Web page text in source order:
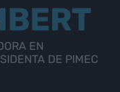
EN
DE PIMEC